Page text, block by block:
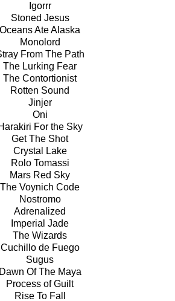
Igorrr
Stoned Jesus
Oceans Ate Alaska
Monolord
From The Path
The Lurking Fear
The Contortionist
Rotten Sound
Jinjer
Oni
For the Sky
Get The Shot
Crystal Lake
Rolo Tomassi
Mars Red Sky
The Voynich Code
Nostromo
Adrenalized
Imperial Jade
The Wizards
Cuchillo de Fuego
Sugus
Dawn Of The Maya
Process of Guilt
Rise To Fall